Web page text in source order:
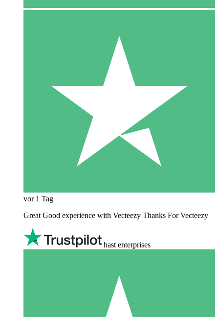
vor 1 Tag
Great Good experience with Vecteezy Thanks For Vecteezy
hast enterprises